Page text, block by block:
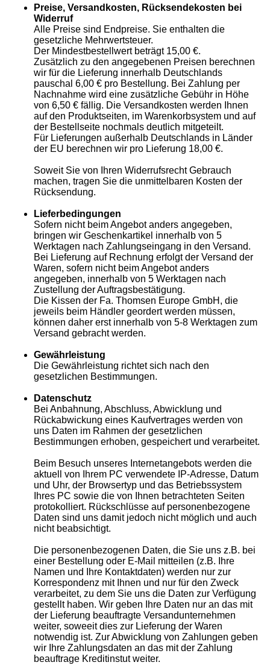
Preise, Versandkosten, Rücksendekosten bei
Widerruf
Alle Preise sind Endpreise. Sie enthalten die
gesetzliche Mehrwertsteuer.
Der Mindestbestellwert beträgt 15,00 €.
Zusätzlich zu den angegebenen Preisen berechnen
wir für die Lieferung innerhalb Deutschlands
pauschal 6,00 € pro Bestellung. Bei Zahlung per
Nachnahme wird eine zusätzliche Gebühr in Höhe
von 6,50 € fällig. Die Versandkosten werden Ihnen
auf den Produktseiten, im Warenkorbsystem und auf
der Bestellseite nochmals deutlich mitgeteilt.
Für Lieferungen außerhalb Deutschlands in Länder
der EU berechnen wir pro Lieferung 18,00 €.
Soweit Sie von Ihren Widerrufsrecht Gebrauch
machen, tragen Sie die unmittelbaren Kosten der
Rücksendung.
Lieferbedingungen
Sofern nicht beim Angebot anders angegeben,
bringen wir Geschenkartikel innerhalb von 5
Werktagen nach Zahlungseingang in den Versand.
Bei Lieferung auf Rechnung erfolgt der Versand der
Waren, sofern nicht beim Angebot anders
angegeben, innerhalb von 5 Werktagen nach
Zustellung der Auftragsbestätigung.
Die Kissen der Fa. Thomsen Europe GmbH, die
jeweils beim Händler geordert werden müssen,
können daher erst innerhalb von 5-8 Werktagen zum
Versand gebracht werden.
Gewährleistung
Die Gewährleistung richtet sich nach den
gesetzlichen Bestimmungen.
Datenschutz
Bei Anbahnung, Abschluss, Abwicklung und
Rückabwickung eines Kaufvertrages werden von
uns Daten im Rahmen der gesetzlichen
Bestimmungen erhoben, gespeichert und verarbeitet.
Beim Besuch unseres Internetangebots werden die
aktuell von Ihrem PC verwendete IP-Adresse, Datum
und Uhr, der Browsertyp und das Betriebssystem
Ihres PC sowie die von Ihnen betrachteten Seiten
protokolliert. Rückschlüsse auf personenbezogene
Daten sind uns damit jedoch nicht möglich und auch
nicht beabsichtigt.
Die personenbezogenen Daten, die Sie uns z.B. bei
einer Bestellung oder E-Mail mitteilen (z.B. Ihre
Namen und Ihre Kontaktdaten) werden nur zur
Korrespondenz mit Ihnen und nur für den Zweck
verarbeitet, zu dem Sie uns die Daten zur Verfügung
gestellt haben. Wir geben Ihre Daten nur an das mit
der Lieferung beauftragte Versandunternehmen
weiter, soweeit dies zur Lieferung der Waren
notwendig ist. Zur Abwicklung von Zahlungen geben
wir Ihre Zahlungsdaten an das mit der Zahlung
beauftrage Kreditinstut weiter.